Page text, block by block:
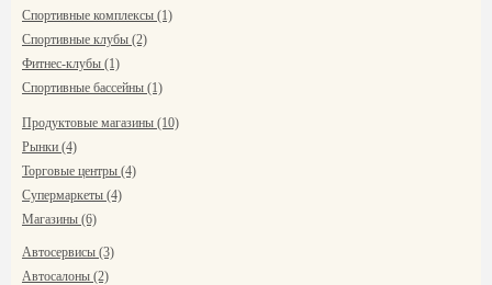
Спортивные комплексы (1)
Спортивные клубы (2)
Фитнес-клубы (1)
Спортивные бассейны (1)
Продуктовые магазины (10)
Рынки (4)
Торговые центры (4)
Супермаркеты (4)
Магазины (6)
Автосервисы (3)
Автосалоны (2)